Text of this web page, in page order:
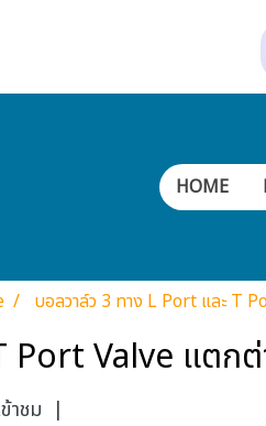
HOME
บอลวาล์ว 3 ทาง L Port และ T
Port Valve แตกต่
าชม |